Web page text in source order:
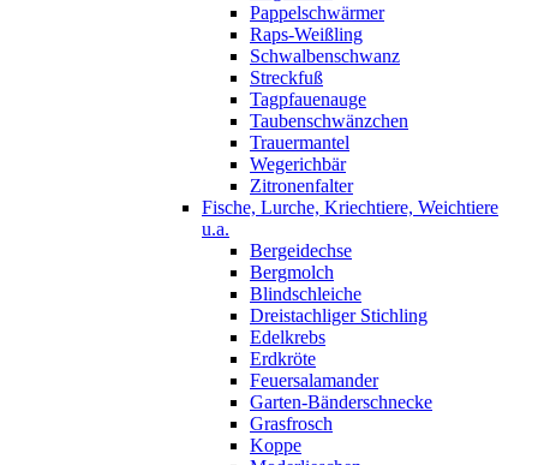
Pappelschwärmer
Raps-Weißling
Schwalbenschwanz
Streckfuß
Tagpfauenauge
Taubenschwänzchen
Trauermantel
Wegerichbär
Zitronenfalter
Fische, Lurche, Kriechtiere, Weichtiere
u.a.
Bergeidechse
Bergmolch
Blindschleiche
Dreistachliger Stichling
Edelkrebs
Erdkröte
Feuersalamander
Garten-Bänderschnecke
Grasfrosch
Koppe